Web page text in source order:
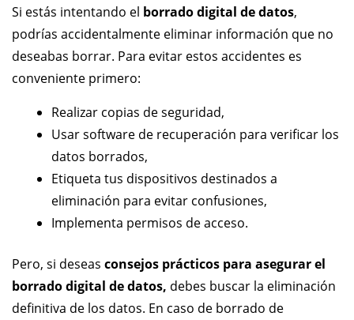
Si estás intentando el borrado digital de datos,
podrías accidentalmente eliminar información que no
deseabas borrar. Para evitar estos accidentes es
conveniente primero:
Realizar copias de seguridad,
Usar software de recuperación para verificar los
datos borrados,
Etiqueta tus dispositivos destinados a
eliminación para evitar confusiones,
Implementa permisos de acceso.
Pero, si deseas consejos prácticos para asegurar el
borrado digital de datos, debes buscar la eliminación
definitiva de los datos. En caso de borrado de